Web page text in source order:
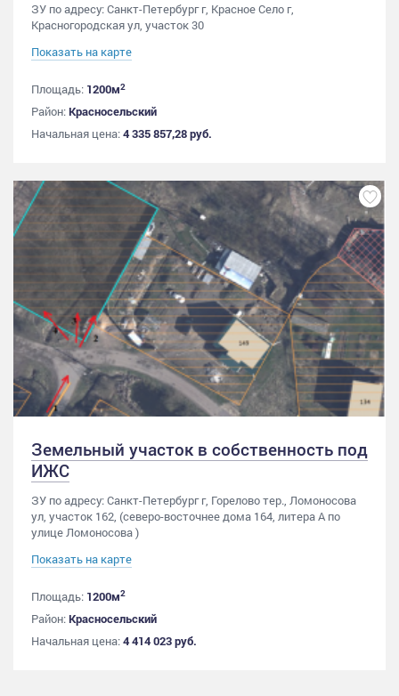
ЗУ по адресу: Санкт-Петербург г, Красное Село г,
Красногородская ул, участок 30
Показать на карте
Площадь: 1200м2
Район:Красносельский
Начальная цена:4 335 857,28 руб.
Земельный участок в собственность под
ИЖС
ЗУ по адресу: Санкт-Петербург г, Горелово тер., Ломоносова
ул, участок 162, (северо-восточнее дома 164, литера А по
улице Ломоносова )
Показать на карте
Площадь: 1200м2
Район:Красносельский
Начальная цена:4 414 023 руб.